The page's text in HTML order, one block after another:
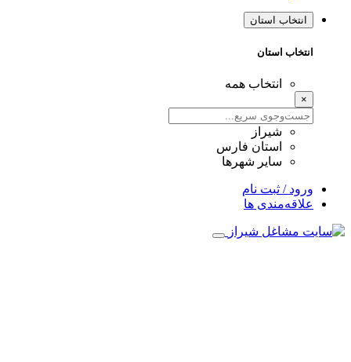
انتخاب استان
انتخاب استان
انتخاب همه
×
شیراز
استان فارس
سایر شهرها
ورود / ثبت نام
علاقه‌مندی ها